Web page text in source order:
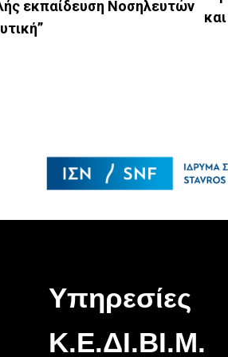
εκπαίδευση Νοσηλευτών
Υπηρεσίες
Κ.Ε.ΔΙ.ΒΙ.Μ.